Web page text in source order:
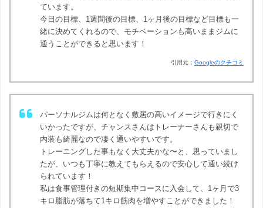
ています。
今日の目標、1週間後の目標、1ヶ月後の目標など目標も一
緒に決めてくれるので、モチベーションも高いままジムに
通うことができると思います！
引用元： Googleのクチコミ
パーソナルジムは何となく敷居の高いイメージで行きにく
いかったですが、チャンスさんはトレーナーさんも親切で
内装も綺麗なので凄く通いやすいです。
トレーニングした事もなく大丈夫かな〜と、思っていまし
たが、いつも丁寧に教えてもらえるので安心して通い続け
られています！
私は食事管理付きの短期集中コースに入会して、1ヶ月で3
キロ脂肪が落ちて1キロ筋肉を増やすことができました！